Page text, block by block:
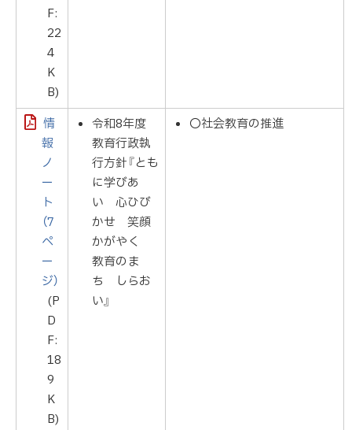
F:
22
4
K
B)
情
報
ノ
ー
ト
（7
ペ
ー
ジ）
(P
D
F:
18
9
K
B)
令和8年度
教育行政執
行方針『とも
に学びあ
い 心ひび
かせ 笑顔
かがやく
教育のま
ち しらお
い』
〇社会教育の推進